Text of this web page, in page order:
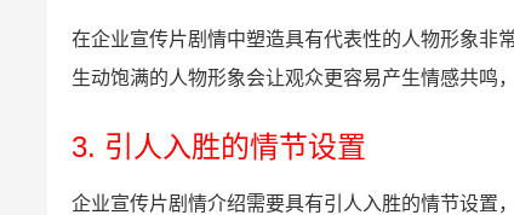
在企业宣传片剧情中塑造具有代表性的人物形象非
生动饱满的人物形象会让观众更容易产生情感共鸣
3. 引人入胜的情节设置
企业宣传片剧情介绍需要具有引人入胜的情节设置